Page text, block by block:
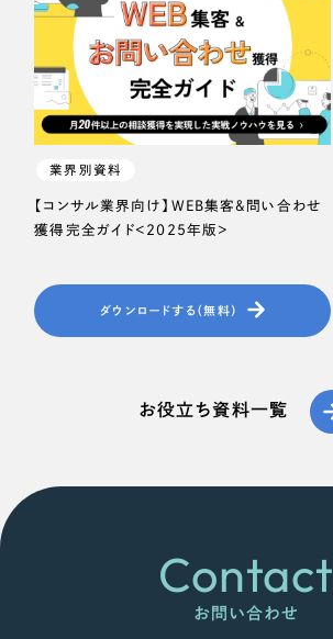
業界別資料
【コンサル業界向け】WEB集客＆問い合わせ
獲得完全ガイド＜2025年版＞
ダウンロードする（無料）
お役立ち資料一覧
Contact
お問い合わせ